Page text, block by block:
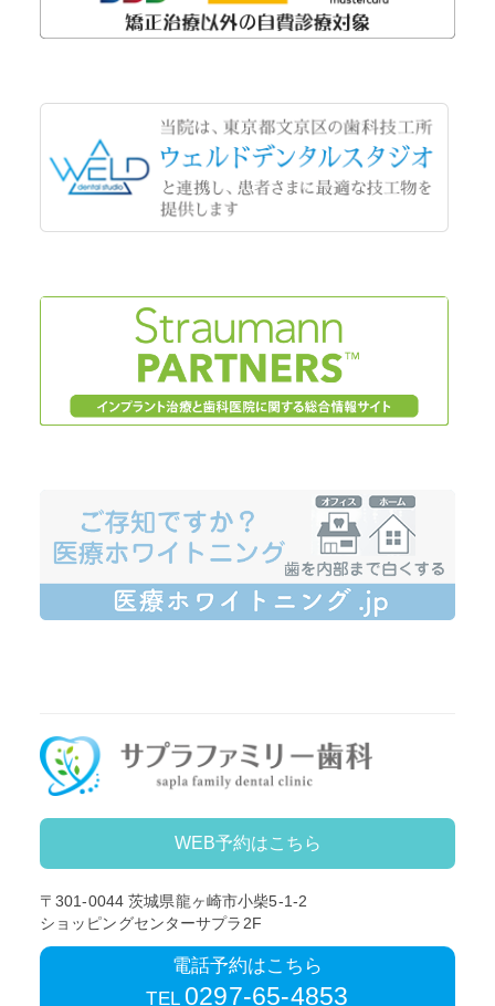
WEB予約はこちら
〒301-0044 茨城県龍ヶ崎市小柴5-1-2
ショッピングセンターサプラ2F
電話予約はこちら
TEL 0297-65-4853